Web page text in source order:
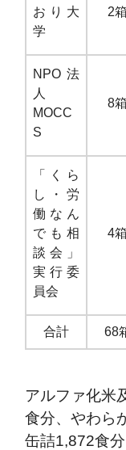
おり大
学
2箱
NPO法
人
MOCC
S
8箱
「くら
し・労
働なん
でも相
談会」
実行委
員会
4箱
合計 68
アルファ化米
食分、やわら
缶詰1,872食